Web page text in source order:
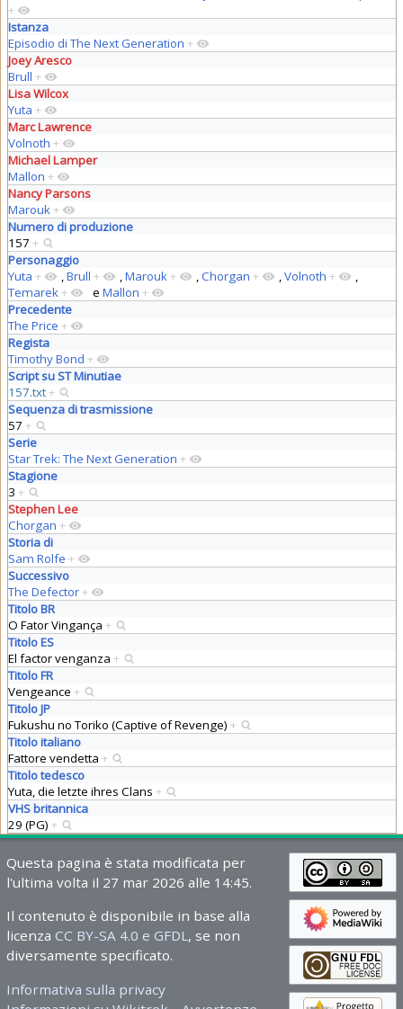
+
Istanza
Episodio di The Next Generation +
Joey Aresco
Brull +
Lisa Wilcox
Yuta +
Marc Lawrence
Volnoth +
Michael Lamper
Mallon +
Nancy Parsons
Marouk+
Numero di produzione
157 +
Personaggio
Yuta + ,Brull + ,Marouk+ ,Chorgan + ,Volnoth +
,
Temarek+ e Mallon +
Precedente
The Price +
Regista
Timothy Bond +
Script su ST Minutiae
157.txt+
Sequenza di trasmissione
57 +
Serie
Star Trek: The Next Generation +
Stagione
3 +
Stephen Lee
Chorgan +
Storia di
Sam Rolfe +
Successivo
The Defector+
Titolo BR
O Fator Vingança +
Titolo ES
El factor venganza +
Titolo FR
Vengeance +
Titolo JP
Fukushu no Toriko (Captive of Revenge) +
Titolo italiano
Fattore vendetta +
Titolo tedesco
Yuta, die letzte ihres Clans +
VHS britannica
29 (PG) +
Questa pagina è stata modificata per
l'ultima volta il 27 mar 2026 alle 14:45.
Il contenuto è disponibile in base alla
licenza CC BY-SA 4.0 e GFDL, se non
diversamente specificato.
Informativa sulla privacy